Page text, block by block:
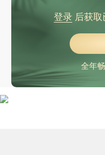
登录后获取
全年